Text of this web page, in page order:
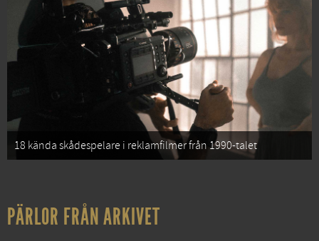
18 kända skådespelare i reklamfilmer från 1990-talet
PÄRLOR FRÅN ARKIVET